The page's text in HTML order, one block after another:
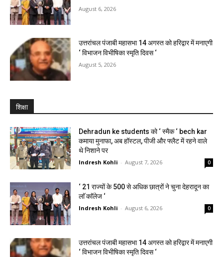
August 6, 2026
उत्तरांचल पंजाबी महासभा 14 अगस्त को हरिद्वार में मनाएगी
‘ विभाजन विभीषिका स्मृति दिवस ‘
August 5, 2026
शिक्षा
Dehradun ke students को ‘ स्मैक ‘ bech kar
कमाया मुनाफा, अब हॉस्टल, पीजी और फ्लैट में रहने वाले
थे निशाने पर
Indresh Kohli - August 7, 2026 0
‘ 21 राज्यों के 500 से अधिक छात्रों ने चुना देहरादून का
लाॅ काॅलेज ‘
Indresh Kohli - August 6, 2026 0
उत्तरांचल पंजाबी महासभा 14 अगस्त को हरिद्वार में मनाएगी
‘ विभाजन विभीषिका स्मृति दिवस ‘